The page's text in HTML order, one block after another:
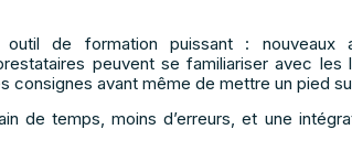
outil de formation puissant : nouveaux
peuvent se familiariser avec les
consignes avant même de mettre un pied
de temps, moins d’erreurs, et une